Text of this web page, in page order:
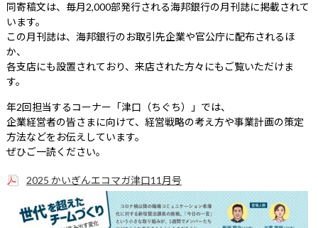
同寄稿文は、毎月2,000部発行される海邦銀行の月刊誌に掲載されて
います。
この月刊誌は、海邦銀行のお取引先企業や官公庁に配布されるほ
か、
各支店にも設置されており、来店された方々にもご覧いただけま
す。
年2回担当するコーナー「津口（ちぐち）」では、
企業経営者の皆さまに向けて、経営戦略の考え方や事業計画の策定
方法などをお伝えしています。
ぜひご一読ください。
2025 かいぎんエコマガ津口11月号